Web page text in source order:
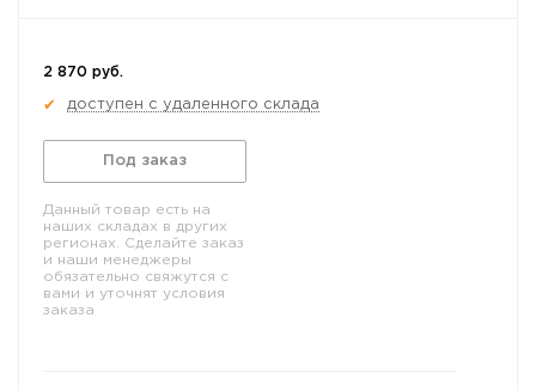
2 870 руб.
✔ доступен с удаленного склада
Под заказ
Данный товар есть на
наших складах в других
регионах. Сделайте заказ
и наши менеджеры
обязательно свяжутся с
вами и уточнят условия
заказа